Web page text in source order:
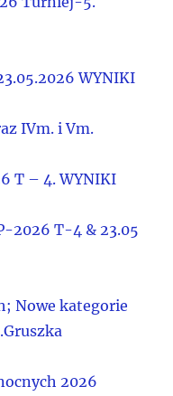
WYNIKI
IVm. i Vm.
T – 4. WYNIKI
2026 T-4 & 23.05
Nowe kategorie
2026